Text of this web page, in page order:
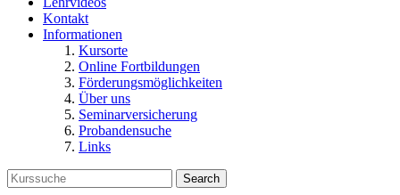
Kontakt
Informationen
Kursorte
Online Fortbildungen
Förderungsmöglichkeiten
Über uns
Seminarversicherung
Probandensuche
Links
Search